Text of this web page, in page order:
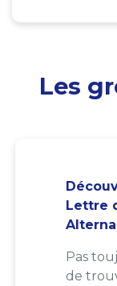
Les
Lettre
Pas
de